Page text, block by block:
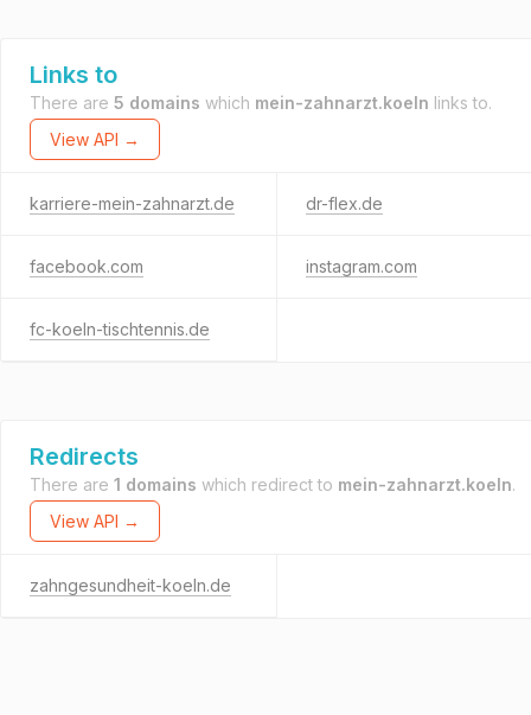
Links to
There are 5 domains which mein-zahnarzt.koeln links to.
View API →
karriere-mein-zahnarzt.de dr-flex.de
facebook.com instagram.com
fc-koeln-tischtennis.de
Redirects
There are 1 domains which redirect to mein-zahnarzt.koeln.
View API →
zahngesundheit-koeln.de